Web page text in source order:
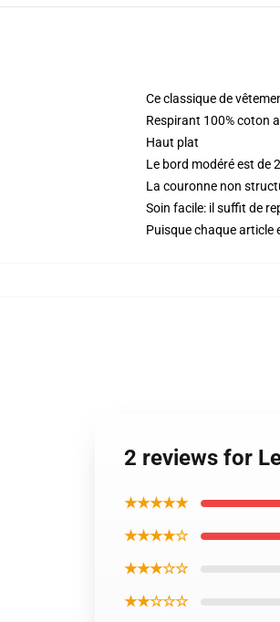
Ce classique de
Respirant 100% coton
Haut plat
Le bord modéré est de
La couronne non
Soin facile: il suffit de
Puisque chaque article
2 reviews for
★★★★★
★★★★☆
★★★☆☆
★★☆☆☆